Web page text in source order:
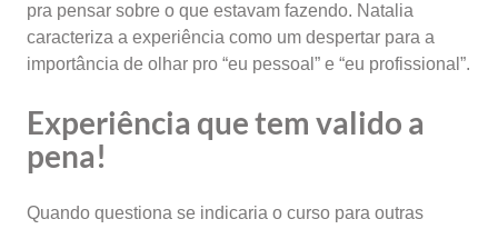
pra pensar sobre o que estavam fazendo. Natalia
caracteriza a experiência como um despertar para a
importância de olhar pro “eu pessoal” e “eu profissional”.
Experiência que tem valido a
pena!
Quando questiona se indicaria o curso para outras